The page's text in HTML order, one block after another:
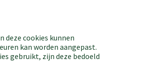
deze cookies kunnen
kan worden aangepast.
gebruikt, zijn deze bedoeld